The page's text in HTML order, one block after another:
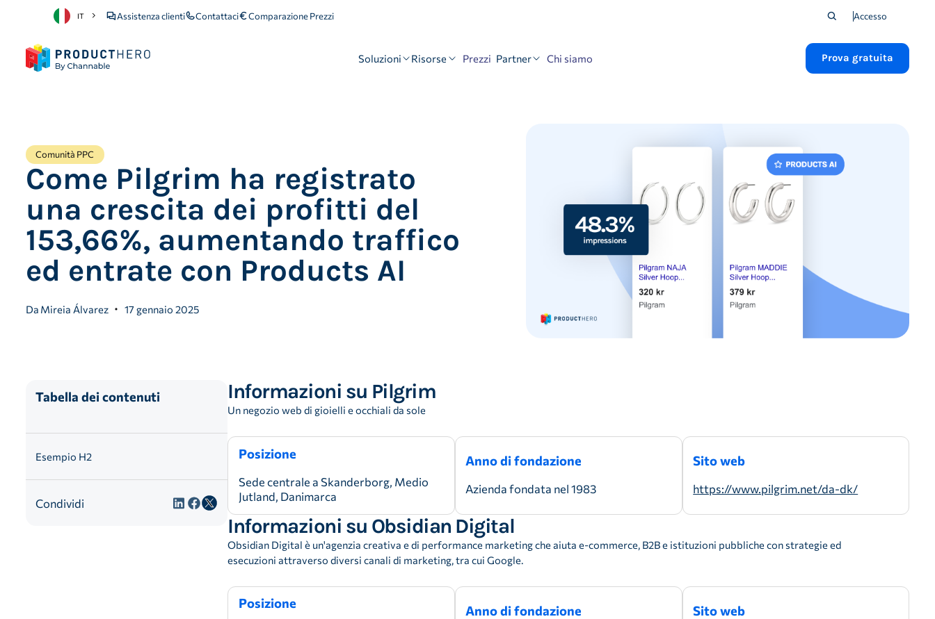
IT Assistenza clienti Contattaci Comparazione Prezzi Accesso
Soluzioni Risorse Prezzi Partner Chi siamo Prova gratuita
Comunità PPC
Come Pilgrim ha registrato
una crescita dei profitti del
153,66%, aumentando traffico
ed entrate con Products AI
Da Mireia Álvarez 17 gennaio 2025
Tabella dei contenuti
Esempio H2
Condividi
Informazioni su Pilgrim
Un negozio web di gioielli e occhiali da sole
Posizione
Sede centrale a Skanderborg, Medio
Jutland, Danimarca
Anno di fondazione
Azienda fondata nel 1983
Sito web
https://www.pilgrim.net/da-dk/
Informazioni su Obsidian Digital
Obsidian Digital è un'agenzia creativa e di performance marketing che aiuta e-commerce, B2B e istituzioni pubbliche con strategie ed
esecuzioni attraverso diversi canali di marketing, tra cui Google.
Posizione Anno di fondazione Sito web